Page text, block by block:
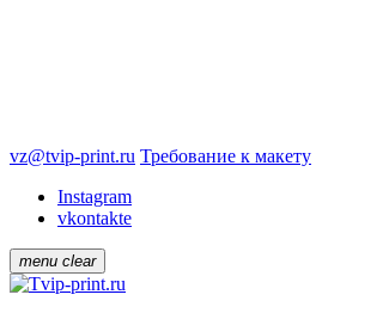
vz@tvip-print.ru Требование к макету
Instagram
vkontakte
menu clear